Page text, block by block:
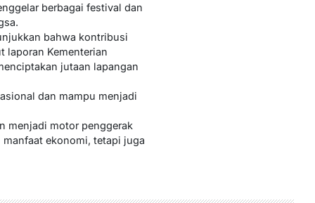
berbagai festival dan
bahwa kontribusi
laporan Kementerian
jutaan lapangan
dan mampu menjadi
menjadi motor penggerak
ekonomi, tetapi juga